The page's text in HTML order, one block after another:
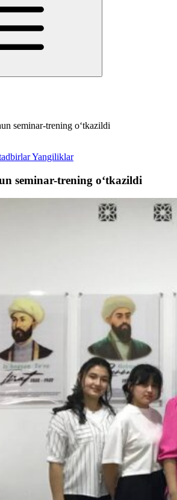
seminar-trening o‘tkazildi
Yangiliklar
seminar-trening o‘tkazildi